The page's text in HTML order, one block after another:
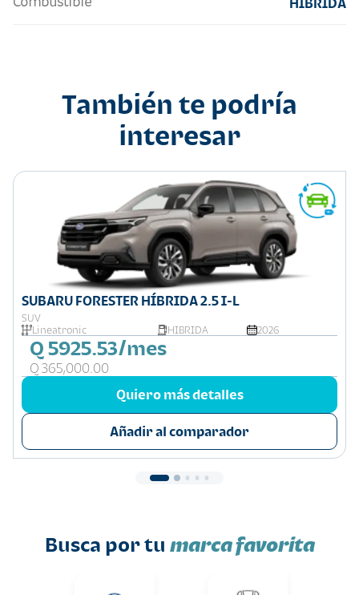
HIBRIDA
También te podría
interesar
SUBARU FORESTER HÍBRIDA 2.5 I-L
SUV
Lineatronic
HIBRIDA 2026
Q 5925.53/mes
Q 365,000.00
Quiero más detalles
Añadir al comparador
Busca por tu marca favorita